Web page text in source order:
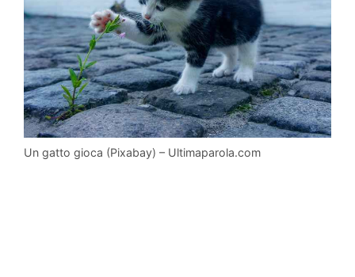
Un gatto gioca (Pixabay) – Ultimaparola.com